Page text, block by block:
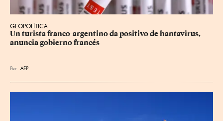
GEOPOLÍTICA
Un turista franco-argentino da positivo de hantavirus,
anuncia gobierno francés
Por AFP